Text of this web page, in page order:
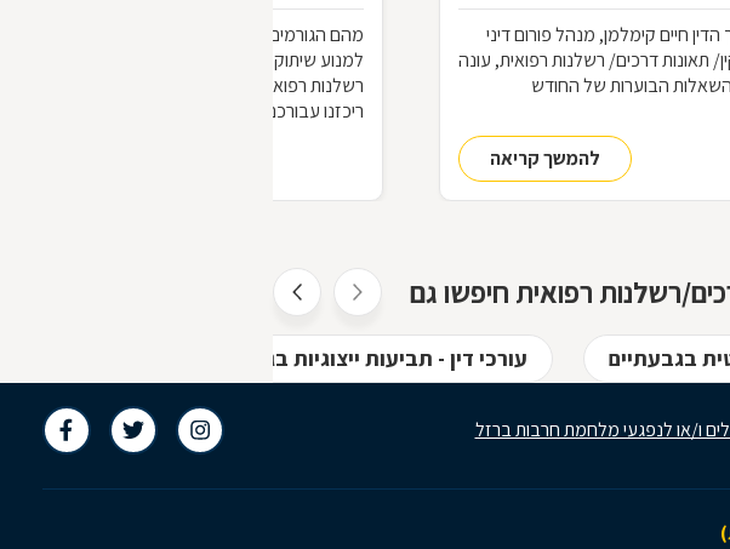
הדין חיים קימלמן, מנהל פורום דיני
תאונות דרכים/ רשלנות רפואית, עונה
הבוערות של החודש
להמשך קריאה
מהם הגורמים לשיתוק מוחין? האם ניתן
למנוע שיתוק מוחין? כיצד מוכיחים כי הייתה
רשלנות רפואית אשר גרמה לשיתוק מוחין?
ריכזנו עבורכם שאלות ותשובות מפורום
רשלנות רפואית חיפשו גם
בגבעתיים עורכי דין - תביעות ייצוגיות בגבעתיים
ו/או לנפגעי מלחמת חרבות ברזל